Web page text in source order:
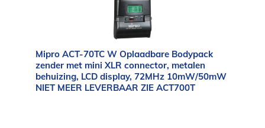
Mipro ACT-70TC W Oplaadbare Bodypack
zender met mini XLR connector, metalen
behuizing, LCD display, 72MHz 10mW/50mW
NIET MEER LEVERBAAR ZIE ACT700T